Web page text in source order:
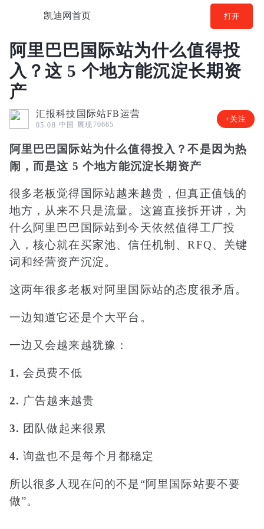
凯迪网首页 打开
阿里巴巴国际站为什么值得投
入？这 5 个地方能沉淀长期资
产
汇报科技国际站FB运营
05-08 中国 展现70665
+关注
阿里巴巴国际站为什么值得投入？不是因为热
闹，而是这 5 个地方能沉淀长期资产
很多老板觉得国际站越来越贵，但真正值钱的
地方，从来不只是流量。这篇直接拆开讲，为
什么阿里巴巴国际站到今天依然值得工厂投
入，核心就在买家池、信任机制、RFQ、关键
词和经营资产沉淀。
这两年很多老板对阿里国际站的态度很矛盾。
一边知道它还是个大平台。
一边又会越来越犹豫：
1. 会员费不低
2. 广告越来越贵
3. 团队做起来很累
4. 询盘也不是每个月都稳定
所以很多人现在问的不是“阿里国际站要不要
做”。